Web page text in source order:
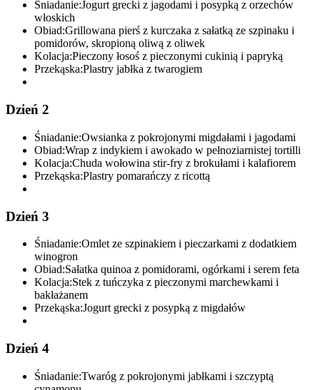
Śniadanie:Jogurt grecki z jagodami i posypką z orzechów
włoskich
Obiad:Grillowana pierś z kurczaka z sałatką ze szpinaku i
pomidorów, skropioną oliwą z oliwek
Kolacja:Pieczony łosoś z pieczonymi cukinią i papryką
Przekąska:Plastry jabłka z twarogiem
Dzień 2
Śniadanie:Owsianka z pokrojonymi migdałami i jagodami
Obiad:Wrap z indykiem i awokado w pełnoziarnistej tortilli
Kolacja:Chuda wołowina stir-fry z brokułami i kalafiorem
Przekąska:Plastry pomarańczy z ricottą
Dzień 3
Śniadanie:Omlet ze szpinakiem i pieczarkami z dodatkiem
winogron
Obiad:Sałatka quinoa z pomidorami, ogórkami i serem feta
Kolacja:Stek z tuńczyka z pieczonymi marchewkami i
bakłażanem
Przekąska:Jogurt grecki z posypką z migdałów
Dzień 4
Śniadanie:Twaróg z pokrojonymi jabłkami i szczyptą